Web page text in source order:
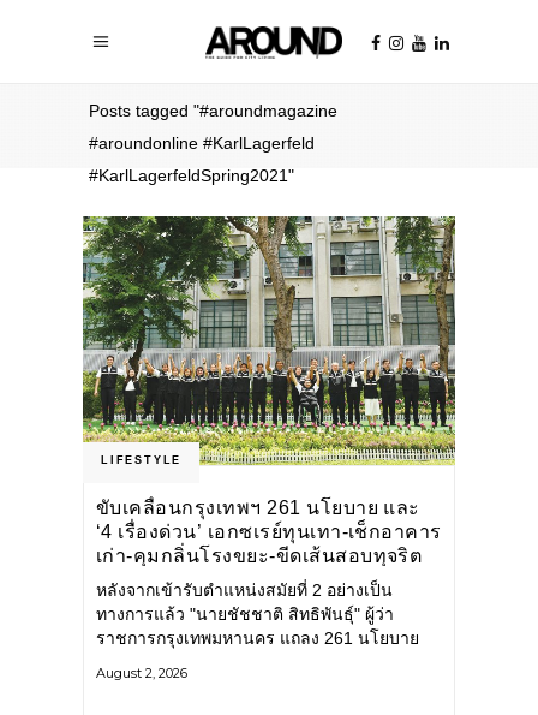
Posts tagged "#aroundmagazine
#aroundonline #KarlLagerfeld
#KarlLagerfeldSpring2021"
LIFESTYLE
ขับเคลื่อนกรุงเทพฯ 261 นโยบาย และ
‘4 เรื่องด่วน’ เอกซเรย์ทุนเทา-เช็กอาคาร
เก่า-คุมกลิ่นโรงขยะ-ขีดเส้นสอบทุจริต
หลังจากเข้ารับตำแหน่งสมัยที่ 2 อย่างเป็น
ทางการแล้ว "นายชัชชาติ สิทธิพันธุ์" ผู้ว่า
ราชการกรุงเทพมหานคร แถลง 261 นโยบาย
ยุทธศาสตร์ จัดทำตัวชี้วัด
August 2, 2026